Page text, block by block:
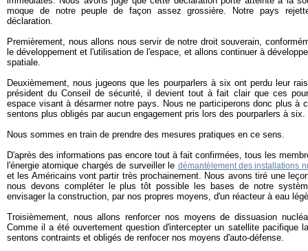
moque de notre peuple de façon assez grossière. Notre pays
déclaration.
Premièrement, nous allons nous servir de notre droit souverain,
le développement et l'utilisation de l'espace, et allons continuer à
spatiale.
Deuxièmement, nous jugeons que les pourparlers à six ont perdu leur
président du Conseil de sécurité, il devient tout à fait clair que ces
espace visant à désarmer notre pays. Nous ne participerons donc plus à
sentons plus obligés par aucun engagement pris lors des pourparlers à six.
Nous sommes en train de prendre des mesures pratiques en ce sens.
D'après des informations pas encore tout à fait confirmées, tous les
l'énergie atomique chargés de surveiller le démantèlement des installations
et les Américains vont partir très prochainement. Nous avons tiré une
nous devons compléter le plus tôt possible les bases de notre
envisager la construction, par nos propres moyens, d'un réacteur à eau
Troisièmement, nous allons renforcer nos moyens de dissuasion
Comme il a été ouvertement question d'intercepter un satellite pacifique
sentons contraints et obligés de renfocer nos moyens d'auto-défense.